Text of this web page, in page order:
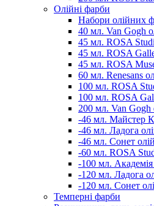
Олійні фарби
Набори олійних
40 мл. Van Gogh
45 мл. ROSA
45 мл. ROSA
45 мл. ROSA
60 мл. Renesans
100 мл. ROSA
100 мл. ROSA
200 мл. Van Gogh
-46 мл. Майстер
-46 мл. Ладога
-46 мл. Сонет
-60 мл. ROSA
-100 мл. Академія
-120 мл. Ладога
-120 мл. Сонет
Темперні фарби